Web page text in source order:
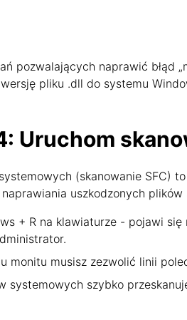
pozwalających naprawić błąd
pliku .dll do systemu
Uruchom
(skanowanie SFC)
uszkodzonych
+ R na klawiaturze - pojawi
monitu musisz zezwolić linii
systemowych szybko